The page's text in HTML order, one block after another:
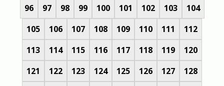
96
97 98 99 100 101 102 103
104
105
106 107 108 109 110 111
112
113
114 115 116 117 118 119
120
121
122 123 124 125 126 127
128